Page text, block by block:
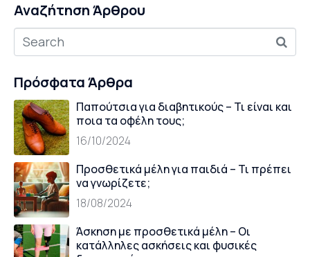
Αναζήτηση Άρθρου
Πρόσφατα Άρθρα
Παπούτσια για διαβητικούς – Τι είναι και
ποια τα οφέλη τους;
16/10/2024
Προσθετικά μέλη για παιδιά – Τι πρέπει
να γνωρίζετε;
18/08/2024
Άσκηση με προσθετικά μέλη – Οι
κατάλληλες ασκήσεις και φυσικές